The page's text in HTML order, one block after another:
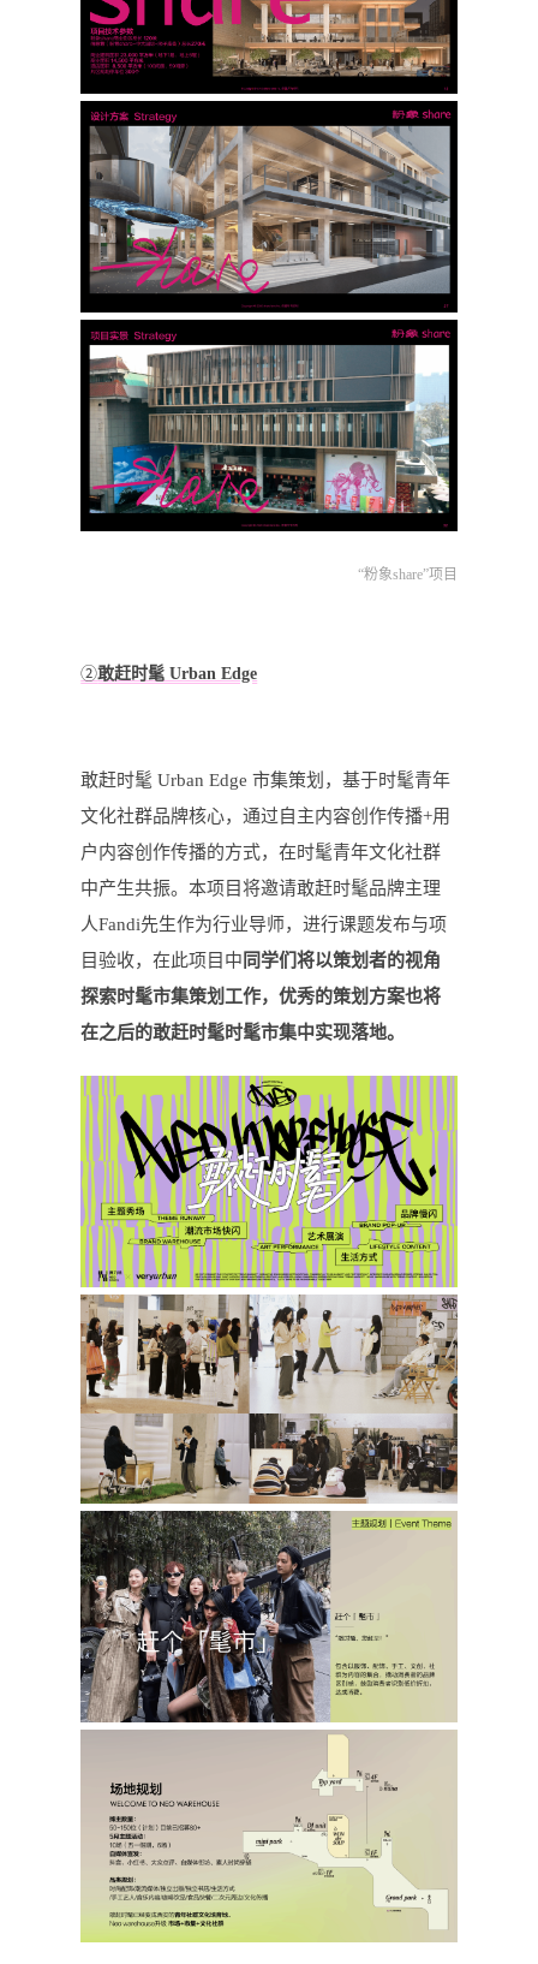
“粉象share”项目
②敢赶时髦 Urban Edge
敢赶时髦 Urban Edge 市集策划，基于时髦青年
文化社群品牌核心，通过自主内容创作传播+用
户内容创作传播的方式，在时髦青年文化社群
中产生共振。本项目将邀请敢赶时髦品牌主理
人Fandi先生作为行业导师，进行课题发布与项
目验收，在此项目中 同学们将以策划者的视角
探索时髦市集策划工作，优秀的策划方案也将
在之后的敢赶时髦时髦市集中实现落地。